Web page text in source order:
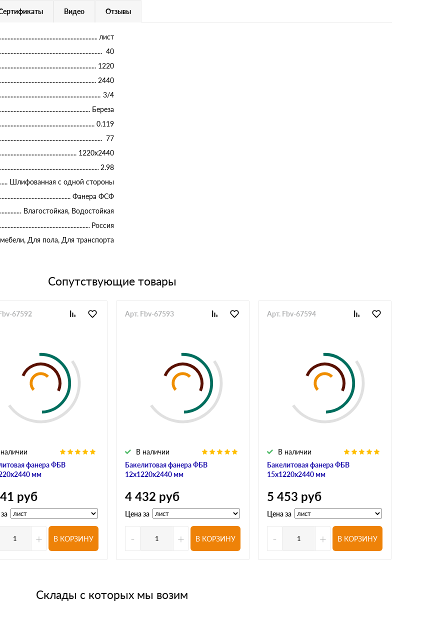
Видео Отзывы
лист
40
1220
2440
3/4
Береза
0.119
77
1220х2440
2.98
Шлифованная с одной стороны
Фанера ФСФ
Влагостойкая, Водостойкая
Россия
Для пола, Для транспорта
Сопутствующие товары
фанера ФБВ
мм
67592
руб
+ В КОРЗИНУ
Бакелитовая фанера ФБВ
12х1220х2440 мм
В наличии
Арт. Fbv-67593
4 432 руб
Цена за
- + В КОРЗИНУ
Бакелитовая фанера ФБВ
15х1220х2440 мм
В наличии
Арт. Fbv-67594
5 453 руб
Цена за
- + В КОРЗИНУ
Склады с которых мы возим